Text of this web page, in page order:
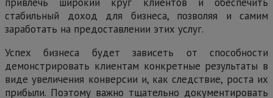
стабильный доход для бизнеса, позволяя и самим
заработать на предоставлении этих услуг.
Успех бизнеса будет зависеть от способности
демонстрировать клиентам конкретные результаты в
виде увеличения конверсии и, как следствие, роста их
прибыли. Поэтому важно тщательно документировать